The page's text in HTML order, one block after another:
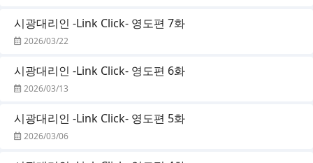
시광대리인 -Link Click- 영도편 7화
2026/03/22
시광대리인 -Link Click- 영도편 6화
2026/03/13
시광대리인 -Link Click- 영도편 5화
2026/03/06